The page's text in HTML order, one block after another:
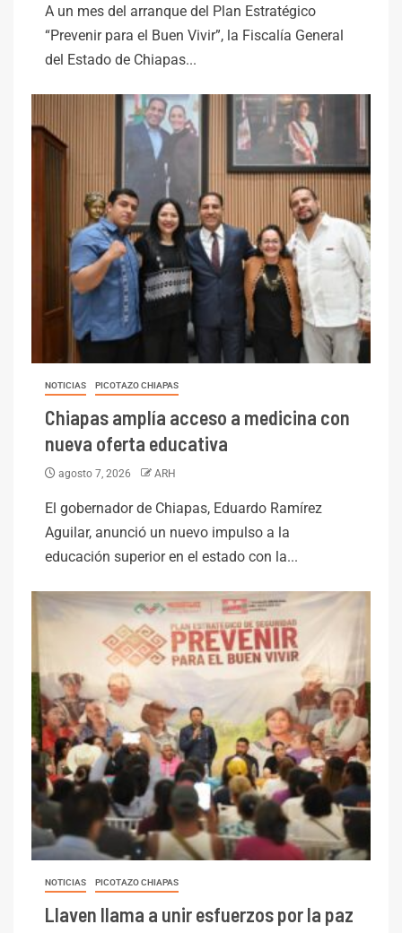
A un mes del arranque del Plan Estratégico
“Prevenir para el Buen Vivir”, la Fiscalía General
del Estado de Chiapas...
NOTICIAS PICOTAZO CHIAPAS
Chiapas amplía acceso a medicina con
nueva oferta educativa
agosto 7, 2026 ARH
El gobernador de Chiapas, Eduardo Ramírez
Aguilar, anunció un nuevo impulso a la
educación superior en el estado con la...
NOTICIAS PICOTAZO CHIAPAS
Llaven llama a unir esfuerzos por la paz